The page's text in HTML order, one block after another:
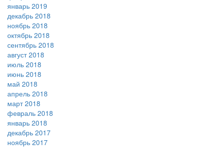
январь 2019
декабрь 2018
ноябрь 2018
октябрь 2018
сентябрь 2018
август 2018
июль 2018
июнь 2018
май 2018
апрель 2018
март 2018
февраль 2018
январь 2018
декабрь 2017
ноябрь 2017